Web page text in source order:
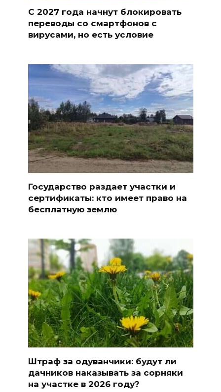
С 2027 года начнут блокировать
переводы со смартфонов с
вирусами, но есть условие
Государство раздает участки и
сертификаты: кто имеет право на
бесплатную землю
Штраф за одуванчики: будут ли
дачников наказывать за сорняки
на участке в 2026 году?